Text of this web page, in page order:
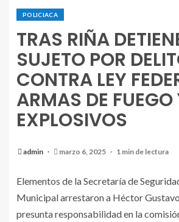
POLICIACA
TRAS RIÑA
SUJETO POR
CONTRA LEY
ARMAS DE FUEGO
EXPLOSIVOS
admin marzo 6, 2025 1 min de lectura
Elementos de la Secretaría de
Municipal arrestaron a Héctor Gustavo
presunta responsabilidad en la